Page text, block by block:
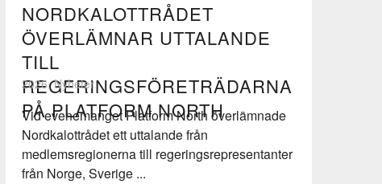
NORDKALOTTRÅDET
ÖVERLÄMNAR UTTALANDE
TILL
REGERINGSFÖRETRÄDARNA
PÅ PLATFORM NORTH
2026, Nyheter
Vid evenemanget Platform North överlämnade
Nordkalottrådet ett uttalande från
medlemsregionerna till regeringsrepresentanter
från Norge, Sverige ...